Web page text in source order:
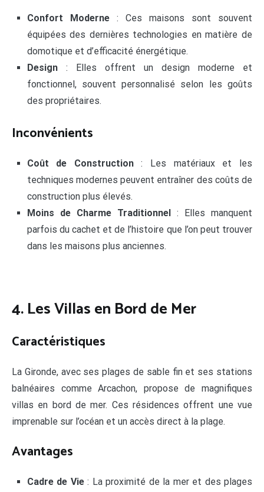
Confort Moderne: Ces maisons sont souvent
équipées des dernières technologies en matière de
domotique et d’efficacité énergétique.
Design: Elles offrent un design moderne et
fonctionnel, souvent personnalisé selon les goûts
des propriétaires.
Inconvénients
Coût de Construction: Les matériaux et les
techniques modernes peuvent entraîner des coûts de
construction plus élevés.
Moins de Charme Traditionnel: Elles manquent
parfois du cachet et de l’histoire que l’on peut trouver
dans les maisons plus anciennes.
4. Les Villas en Bord de Mer
Caractéristiques
La Gironde, avec ses plages de sable fin et ses stations
balnéaires comme Arcachon, propose de magnifiques
villas en bord de mer. Ces résidences offrent une vue
imprenable sur l’océan et un accès direct à la plage.
Avantages
Cadre de Vie: La proximité de la mer et des plages